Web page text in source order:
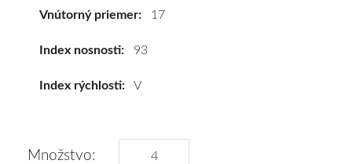
tomu
pneumatiky
Vnútorný priemer: 17
Index nosnosti: 93
Index rýchlosti: V
Množstvo: